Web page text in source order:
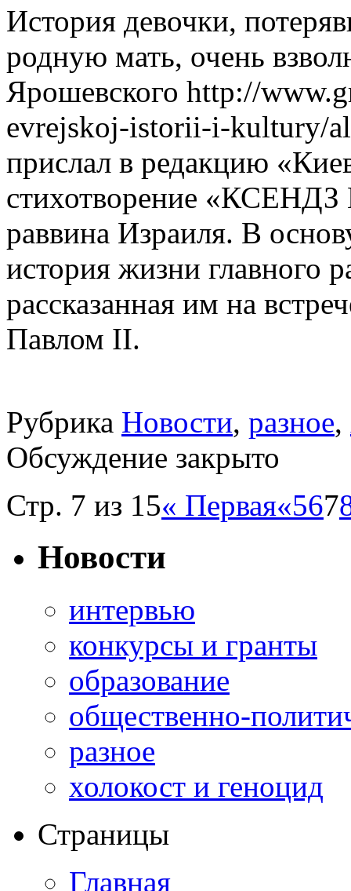
История девочки,
родную мать, очень
Ярошевского http://
evrejskoj-istorii-i-kultury/
прислал в редакцию
стихотворение
раввина Израиля. В
история жизни главного
рассказанная им на
Павлом II.
Рубрика Новости, разное,
Обсуждение закрыто
Стр. 7 из 15« Первая«567
Новости
интервью
конкурсы и гранты
образование
общественно-
разное
холокост и геноцид
Страницы
Главная